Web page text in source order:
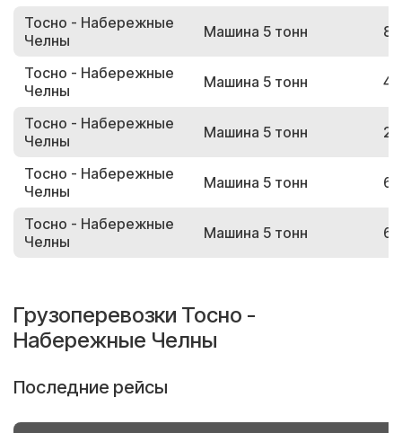
Тосно - Набережные
Челны
Машина 5 тонн
Тосно - Набережные
Челны
Машина 5 тонн
Тосно - Набережные
Челны
Машина 5 тонн
Тосно - Набережные
Челны
Машина 5 тонн
Тосно - Набережные
Челны
Машина 5 тонн
Грузоперевозки Тосно -
Набережные Челны
Последние рейсы